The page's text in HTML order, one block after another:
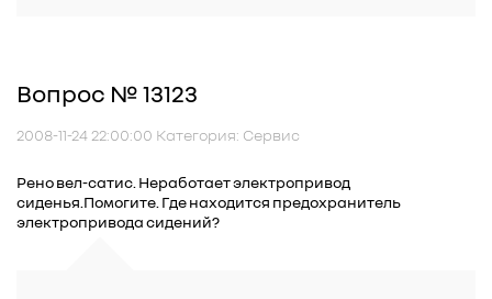
Вопрос № 13123
2008-11-24 22:00:00 Категория: Сервис
Рено вел-сатис. Неработает электропривод
сиденья.Помогите. Где находится предохранитель
электропривода сидений?